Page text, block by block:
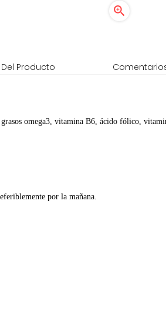

Producto
omega3, vitamina B6, ácido fólico,
por la mañana.